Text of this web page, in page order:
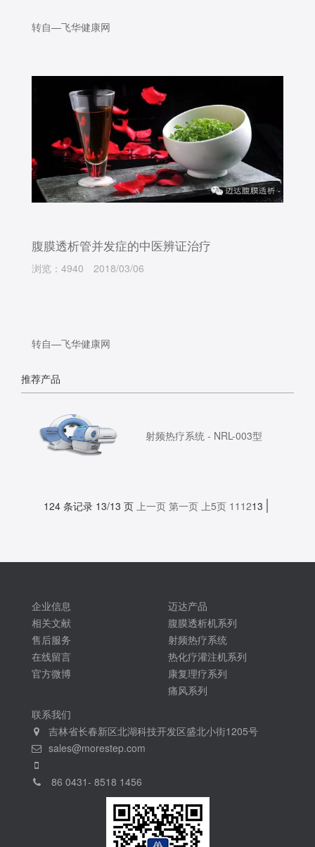
转自—飞华健康网
腹膜透析管并发症的中医辨证治疗
浏览：4940 2018/03/06
转自—飞华健康网
推荐产品
射频热疗系统 - NRL-003型
124 条记录 13/13 页 上一页 第一页 上5页 11 1213
企业信息
相关文献
售后服务
在线留言
官方微博
迈达产品
腹膜透析机系列
射频热疗系统
热化疗灌注机系列
康复理疗系列
痛风系列
联系我们
吉林省长春新区北湖科技开发区盛北小街1205号
sales@morestep.com
86 0431- 8518 1456